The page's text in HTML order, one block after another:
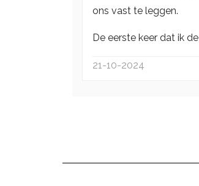
ons vast te leggen.
De eerste keer dat ik
21-10-2024